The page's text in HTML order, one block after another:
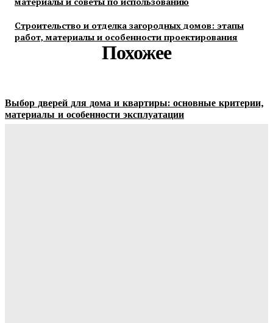
Строительство и отделка загородных домов: этапы
работ, материалы и особенности проектирования
Похожее
Выбор дверей для дома и квартиры: основные критерии,
материалы и особенности эксплуатации